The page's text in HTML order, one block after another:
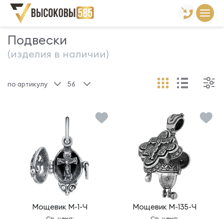
Главная Склад готовой продукции Подвески
Подвески
(изделия в наличии)
по артикулу 56
Мощевик М-1-Ч Мощевик М-135-Ч